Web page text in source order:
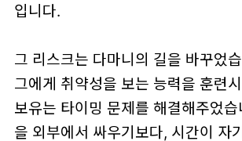
입니다.
그 리스크는 다마니의 길을 바꾸었
그에게 취약성을 보는 능력을 훈련
보유는 타이밍 문제를 해결해주었
을 외부에서 싸우기보다, 시간이 자